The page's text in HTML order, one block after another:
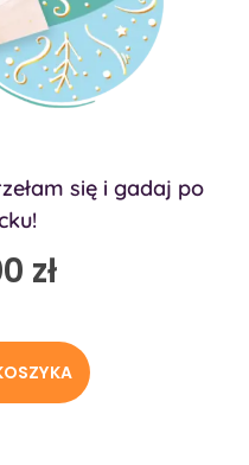
się i gadaj po
zł